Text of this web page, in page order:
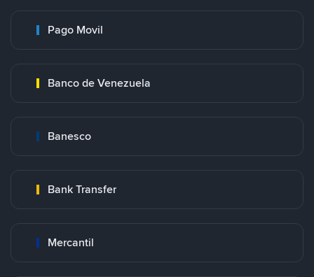
Pago Movil
Banco de Venezuela
Banesco
Bank Transfer
Mercantil